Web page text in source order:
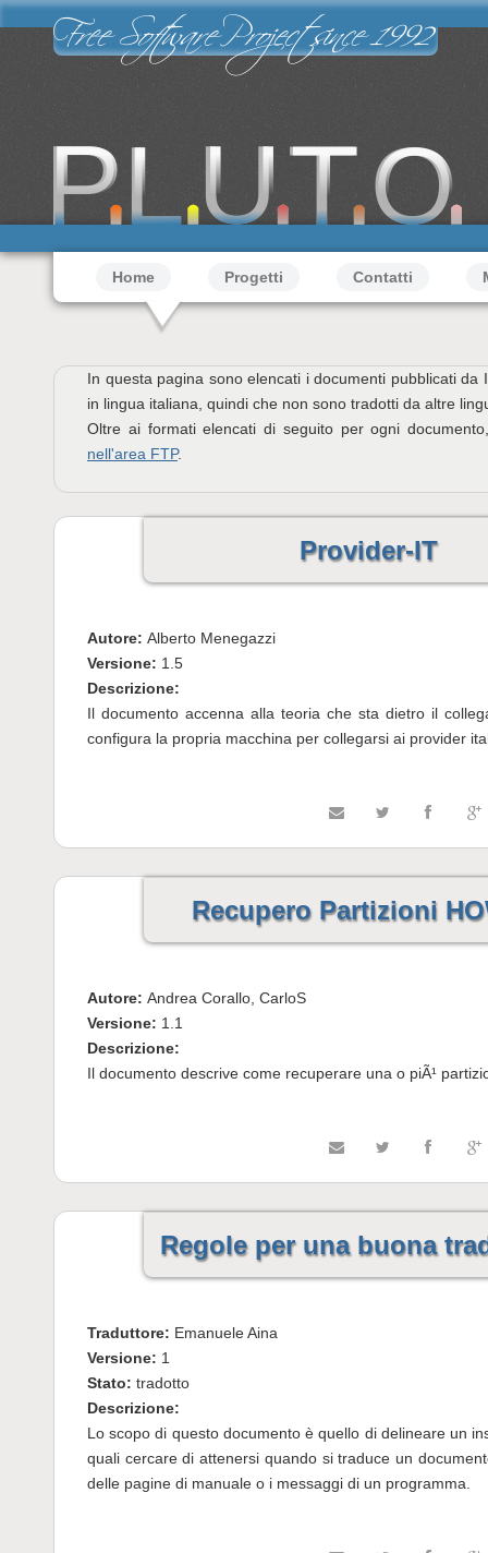
Salta al contenuto principale
Free Software Project since 1992
Menu principale
Home Progetti Contatti
In questa pagina sono elencati i documenti pubblicati da
in lingua italiana, quindi che non sono tradotti da altre
Oltre ai formati elencati di seguito per ogni
nell'area FTP.
Provider-IT
Autore: Alberto Menegazzi
Versione: 1.5
Descrizione:
Il documento accenna alla teoria che sta dietro il
configura la propria macchina per collegarsi ai provider
Recupero Partizioni
Autore: Andrea Corallo, CarloS
Versione: 1.1
Descrizione:
Il documento descrive come recuperare una o piÃ¹
Regole per una buona
Traduttore: Emanuele Aina
Versione: 1
Stato: tradotto
Descrizione:
Lo scopo di questo documento è quello di delineare un
quali cercare di attenersi quando si traduce un
delle pagine di manuale o i messaggi di un programma.